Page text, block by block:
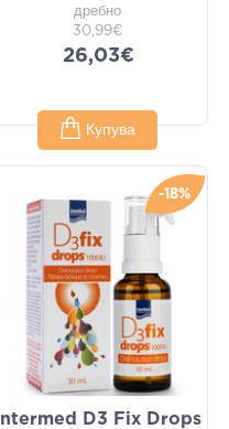
дребно
30,99€
26,03€
Купува
-18%
Intermed D3 Fix Drops